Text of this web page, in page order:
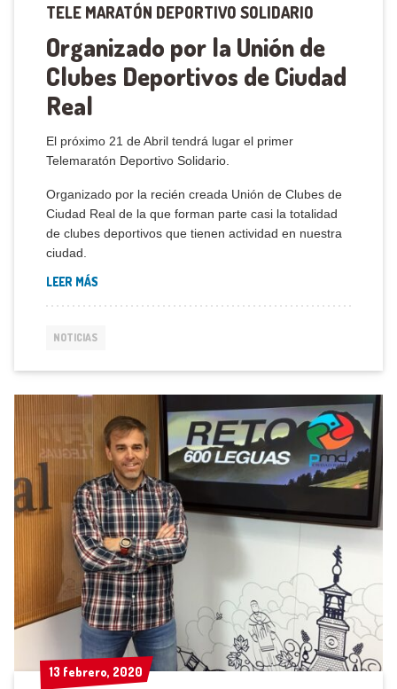
TELE MARATÓN DEPORTIVO SOLIDARIO
Organizado por la Unión de
Clubes Deportivos de Ciudad
Real
El próximo 21 de Abril tendrá lugar el primer
Telemaratón Deportivo Solidario.
Organizado por la recién creada Unión de Clubes de
Ciudad Real de la que forman parte casi la totalidad
de clubes deportivos que tienen actividad en nuestra
ciudad.
LEER MÁS
NOTICIAS
13 febrero, 2020
13 febrero, 2020